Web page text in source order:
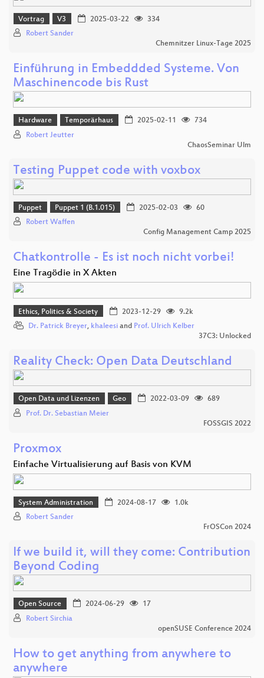
Vortrag V3 2025-03-22
334
Robert Sander
Chemnitzer Linux-Tage 2025
Einführung in Embeddded Systeme. Von
Maschinencode bis Rust
Hardware Temporärhaus 2025-02-11
734
Robert Jeutter
ChaosSeminar Ulm
Testing Puppet code with voxbox
Puppet Puppet 1 (B.1.015) 2025-02-03
60
Robert Waffen
Config Management Camp 2025
Chatkontrolle - Es ist noch nicht vorbei!
Eine Tragödie in X Akten
Ethics, Politics & Society 2023-12-29
9.2k
Dr. Patrick Breyer, khaleesi and Prof. Ulrich Kelber
37C3: Unlocked
Reality Check: Open Data Deutschland
Open Data und Lizenzen Geo 2022-03-09
689
Prof. Dr. Sebastian Meier
FOSSGIS 2022
Proxmox
Einfache Virtualisierung auf Basis von KVM
System Administration 2024-08-17
1.0k
Robert Sander
FrOSCon 2024
If we build it, will they come: Contribution
Beyond Coding
Open Source 2024-06-29
17
Robert Sirchia
openSUSE Conference 2024
How to get anything from anywhere to
anywhere